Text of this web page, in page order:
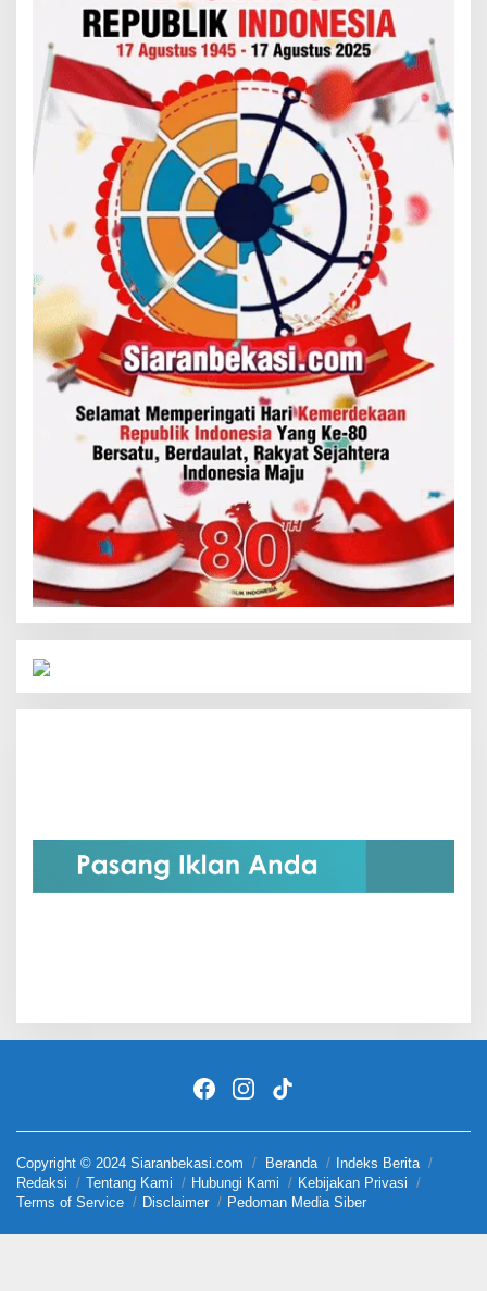
Copyright © 2024 Siaranbekasi.com Beranda
Indeks Berita
Redaksi
Tentang Kami Hubungi Kami
Kebijakan Privasi
Terms of Service
Disclaimer Pedoman Media Siber